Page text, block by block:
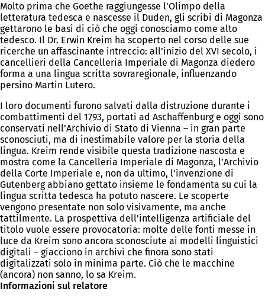
Molto prima che Goethe raggiungesse l’Olimpo della
letteratura tedesca e nascesse il Duden, gli scribi di Magonza
gettarono le basi di ciò che oggi conosciamo come alto
tedesco. Il Dr. Erwin Kreim ha scoperto nel corso delle sue
ricerche un affascinante intreccio: all’inizio del XVI secolo, i
cancellieri della Cancelleria Imperiale di Magonza diedero
forma a una lingua scritta sovraregionale, influenzando
persino Martin Lutero.
I loro documenti furono salvati dalla distruzione durante i
combattimenti del 1793, portati ad Aschaffenburg e oggi sono
conservati nell’Archivio di Stato di Vienna – in gran parte
sconosciuti, ma di inestimabile valore per la storia della
lingua. Kreim rende visibile questa tradizione nascosta e
mostra come la Cancelleria Imperiale di Magonza, l’Archivio
della Corte Imperiale e, non da ultimo, l’invenzione di
Gutenberg abbiano gettato insieme le fondamenta su cui la
lingua scritta tedesca ha potuto nascere. Le scoperte
vengono presentate non solo visivamente, ma anche
tattilmente. La prospettiva dell'intelligenza artificiale del
titolo vuole essere provocatoria: molte delle fonti messe in
luce da Kreim sono ancora sconosciute ai modelli linguistici
digitali – giacciono in archivi che finora sono stati
digitalizzati solo in minima parte. Ciò che le macchine
(ancora) non sanno, lo sa Kreim.
Informazioni sul relatore